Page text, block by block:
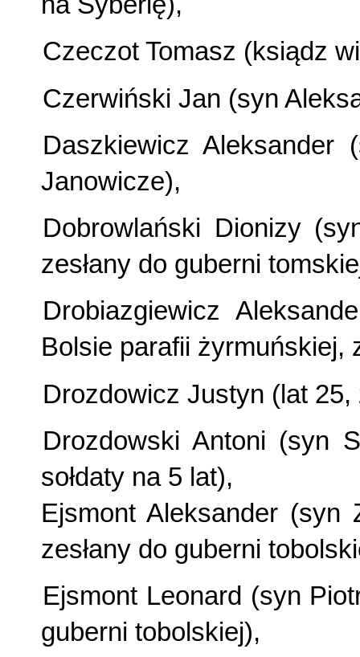
Czeczot Tomasz (ksiądz
Czerwiński Jan (syn
Daszkiewicz Aleksander
Janowicze),
Dobrowlański Dionizy
zesłany do guberni
Drobiazgiewicz
Bolsie parafii żyrmuńskiej,
Drozdowicz Justyn (lat 25,
Drozdowski Antoni (syn
sołdaty na 5 lat),
Ejsmont Aleksander (syn
zesłany do guberni
Ejsmont Leonard (syn
guberni tobolskiej),